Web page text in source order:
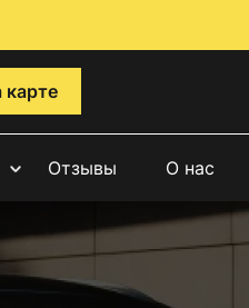
карте
Отзывы О нас